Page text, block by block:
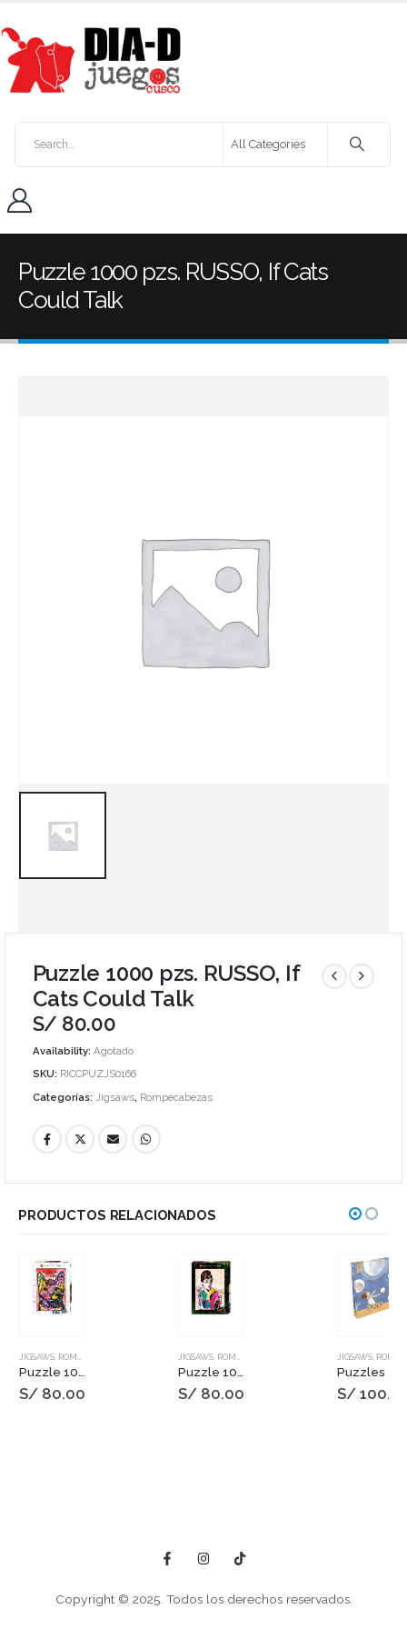
Puzzle 1000 pzs. RUSSO, If Cats
Could Talk
Puzzle 1000 pzs. RUSSO, If
Cats Could Talk
S/ 80.00
Availability: Agotado
SKU: RICCPUZJS0166
Categorías: Jigsaws, Rompecabezas
PRODUCTOS RELACIONADOS
,ROMPECABEZAS
Puzzle 1000 pzs. RUSSO, 9 Lives
80.00
JIGSAWS,ROMPECABEZAS
Puzzle 1000 pzs. CHEUK, Audrey
80.00
JIGSAWS,ROMPECABEZAS
Puzzles Dixit 1000 pzs. Telekinesis
100.00
Copyright © 2025. Todos los derechos reservados.